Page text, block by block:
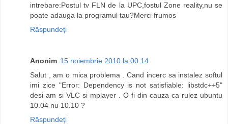
intrebare:Postul tv FLN de la UPC,fostul Zone reality,nu se
poate adauga la programul tau?Merci frumos
Răspundeți
Anonim 15 noiembrie 2010 la 00:14
Salut , am o mica problema . Cand incerc sa instalez softul
imi zice "Error: Dependency is not satisfiable: libstdc++5"
desi am si VLC si mplayer . O fi din cauza ca rulez ubuntu
10.04 nu 10.10 ?
Răspundeți